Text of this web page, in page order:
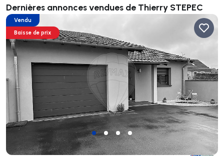
Dernières annonces vendues de Thierry STEPEC
Vendu
Baisse de prix